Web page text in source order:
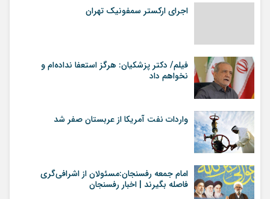
اجرای ارکستر سمفونیک تهران
فیلم/ دکتر پزشکیان: هرگز استعفا نداده‌ام و
نخواهم داد
واردات نفت آمریکا از عربستان صفر شد
امام جمعه رفسنجان:مسئولان از اشرافی‌گری
فاصله بگیرند | اخبار رفسنجان